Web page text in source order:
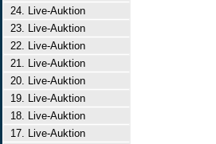
24. Live-Auktion
23. Live-Auktion
22. Live-Auktion
21. Live-Auktion
20. Live-Auktion
19. Live-Auktion
18. Live-Auktion
17. Live-Auktion